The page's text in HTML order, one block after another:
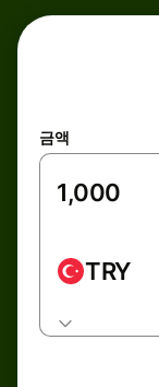
금액
TRY